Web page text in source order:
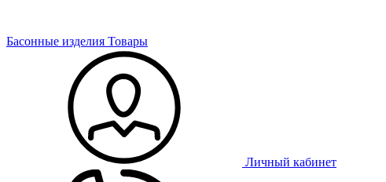
Басонные изделия Товары
Личный кабинет